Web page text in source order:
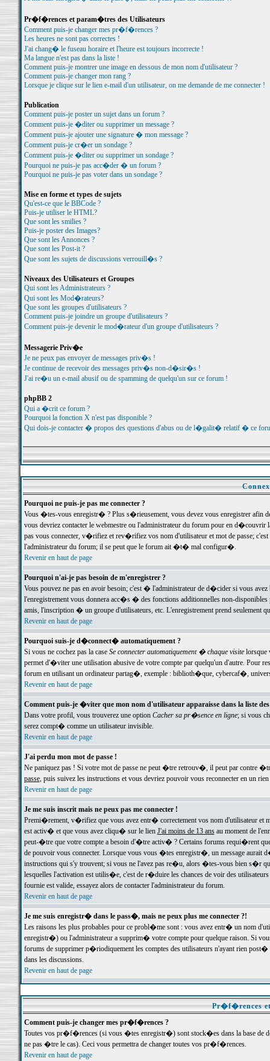
Pr�f�rences et param�tres des Utilisateurs
Comment puis-je changer mes pr�f�rences ?
Les heures ne sont pas correctes !
J'ai chang� le fuseau horaire et l'heure est toujours incorrecte !
Ma langue n'est pas dans la liste !
Comment puis-je montrer une image en dessous de mon nom d'utilisateur ?
Comment puis-je changer mon rang ?
Lorsque je clique sur le lien e-mail d'un utilisateur, on me demande de me connecter !
Publication
Comment puis-je poster un sujet dans un forum ?
Comment puis-je �diter ou supprimer un message ?
Comment puis-je ajouter une signature � mon message ?
Comment puis-je cr�er un sondage ?
Comment puis-je �diter ou supprimer un sondage ?
Pourquoi ne puis-je pas acc�der � un forum ?
Pourquoi ne puis-je pas voter dans un sondage ?
Mise en forme et types de sujets
Qu'est-ce que le BBCode ?
Puis-je utiliser le HTML?
Que sont les smilies ?
Puis-je poster des Images?
Que sont les Annonces ?
Que sont les Post-it ?
Que sont les sujets de discussions verrouill�s ?
Niveaux des Utilisateurs et Groupes
Qui sont les Administrateurs ?
Qui sont les Mod�rateurs?
Que sont les groupes d'utilisateurs ?
Comment puis-je joindre un groupe d'utilisateurs ?
Comment puis-je devenir le mod�rateur d'un groupe d'utilisateurs ?
Messagerie Priv�e
Je ne peux pas envoyer de messages priv�s !
Je continue de recevoir des messages priv�s non-d�sir�s !
J'ai re�u un e-mail abusif ou de spamming de quelqu'un sur ce forum !
phpBB 2
Qui a �crit ce forum ?
Pourquoi la fonction X n'est pas disponible ?
Qui dois-je contacter � propos des questions d'abus ou de l�galit� relatif � ce
Pourquoi ne puis-je pas me connecter ?
Vous �tes-vous enregistr� ? Plus s�rieusement, vous devez vous enregistrer
vous devriez contacter le webmestre ou l'administrateur du forum pour en
pas vous connecter, v�rifiez et rev�rifiez vos nom d'utilisateur et mot de passe;
l'administrateur du forum; il se peut que le forum ait �t� mal configur�.
Revenir en haut de page
Pourquoi n'ai-je pas besoin de m'enregistrer ?
Vous pouvez ne pas en avoir besoin; c'est � l'administrateur de d�cider si vous
l'enregistrement vous donnera acc�s � des fonctions additionnelles non-
amis, l'inscription � un groupe d'utilisateurs, etc. L'enregistrement prend seulement
Revenir en haut de page
Pourquoi suis-je d�connect� automatiquement ?
Si vous ne cochez pas la case Se connecter automatiquement � chaque visitelorsque
permet d'�viter une utilisation abusive de votre compte par quelqu'un d'autre. Pour
forum en utilisant un ordinateur partag�, exemple : biblioth�que, cybercaf�,
Revenir en haut de page
Comment puis-je �viter que mon nom d'utilisateur apparaisse dans la liste
Dans votre profil, vous trouverez une option Cacher sa pr�sence en ligne; si vous
serez compt� comme un utilisateur invisible.
Revenir en haut de page
J'ai perdu mon mot de passe !
Ne paniquez pas ! Si votre mot de passe ne peut �tre retrouv�, il peut par contre
passe, puis suivez les instructions et vous devriez pouvoir vous reconnecter en un rien
Revenir en haut de page
Je me suis inscrit mais ne peux pas me connecter !
Premi�rement, v�rifiez que vous avez entr� correctement vos nom d'utilisateur
est activ� et que vous avez cliqu� sur le lien J'ai moins de 13 ansau moment de
peut-�tre que votre compte a besoin d'�tre activ� ? Certains forums requi�rent
de pouvoir vous connecter. Lorsque vous vous �tes enregistr�, un message aurait
instructions qui s'y trouvent; si vous ne l'avez pas re�u, alors �tes-vous bien s�r
lesquelles l'activation est utilis�e, c'est de r�duire les chances de voir des
fournie est valide, essayez alors de contacter l'administrateur du forum.
Revenir en haut de page
Je me suis enregistr� dans le pass�, mais ne peux plus me connecter ?!
Les raisons les plus probables pour ce probl�me sont : vous avez entr� un nom
enregistr�) ou l'administrateur a supprim� votre compte pour quelque raison. Si
forums de supprimer p�riodiquement les comptes des utilisateurs n'ayant rien
dans les discussions.
Revenir en haut de page
Pr�f�rences
Comment puis-je changer mes pr�f�rences ?
Toutes vos pr�f�rences (si vous �tes enregistr�) sont stock�es dans la base de
ne pas �tre le cas). Ceci vous permettra de changer toutes vos pr�f�rences.
Revenir en haut de page